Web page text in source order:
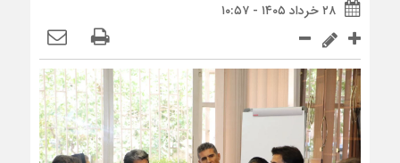
۲۸ خرداد ۱۴۰۵ - ۱۰:۵۷